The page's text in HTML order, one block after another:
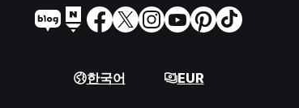
한국어 EUR